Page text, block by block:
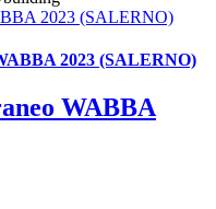
2023 (SALERNO)
2023 (SALERNO)
WABBA